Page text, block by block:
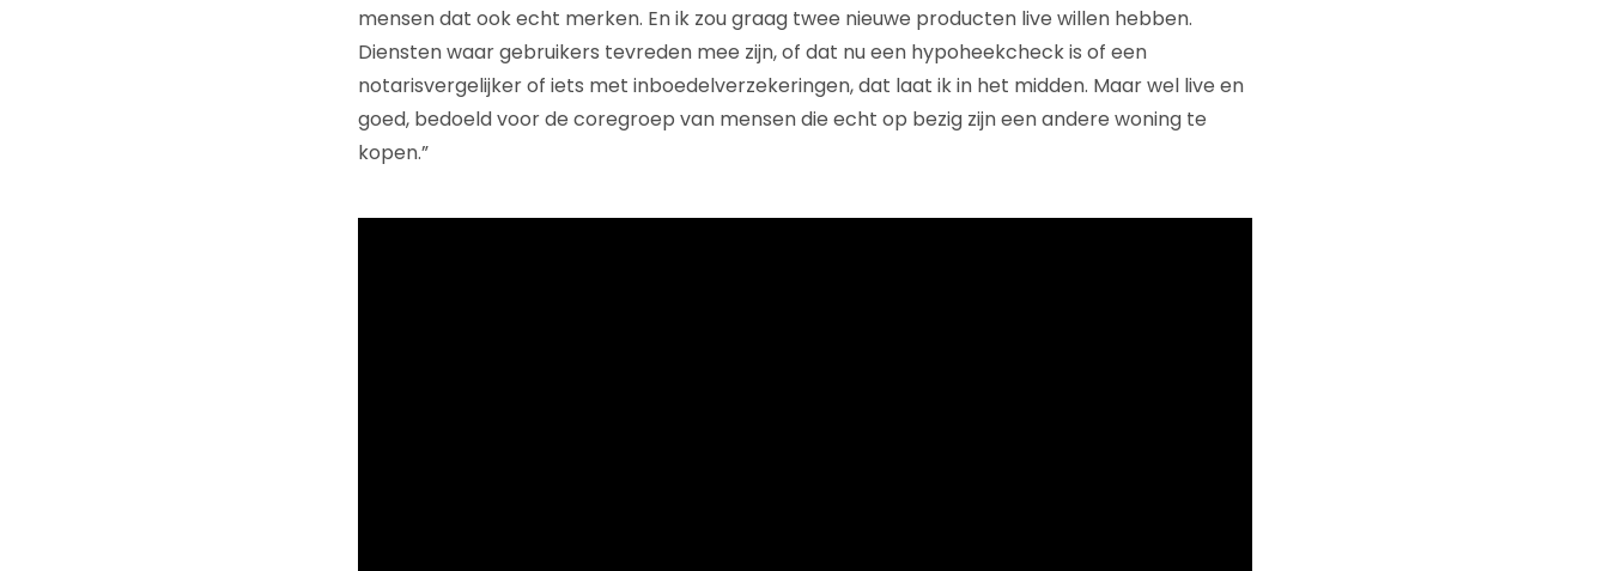
mensen dat ook echt merken. En ik zou graag twee nieuwe producten live willen hebben.
Diensten waar gebruikers tevreden mee zijn, of dat nu een hypoheekcheck is of een
notarisvergelijker of iets met inboedelverzekeringen, dat laat ik in het midden. Maar wel live en
goed, bedoeld voor de coregroep van mensen die echt op bezig zijn een andere woning te
kopen.”